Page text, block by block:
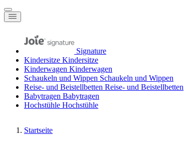
Signature
Kindersitze Kindersitze
Kinderwagen Kinderwagen
Schaukeln und Wippen Schaukeln und Wippen
Reise- und Beistellbetten Reise- und Beistellbetten
Babytragen Babytragen
Hochstühle Hochstühle
Startseite